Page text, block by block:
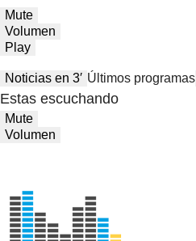
Mute
Volumen
Play
Noticias en 3′ Últimos programas
Estas escuchando
Mute
Volumen